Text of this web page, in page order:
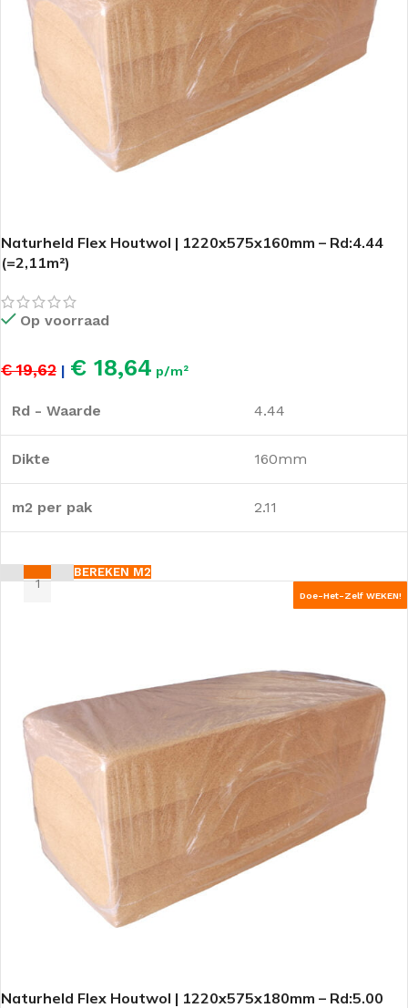
Naturheld Flex Houtwol | 1220x575x160mm – Rd:4.44
(=2,11m²)
Op voorraad
€ 19,62 | € 18,64 p/m²
Rd - Waarde 4.44
Dikte 160mm
m2 per pak 2.11
BEREKEN M2
Doe-Het-Zelf WEKEN!
Naturheld Flex Houtwol | 1220x575x180mm – Rd:5.00